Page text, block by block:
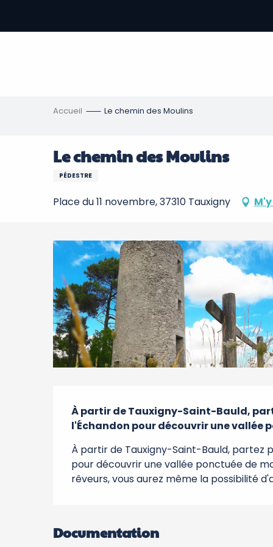
contenu
Accueil Le chemin des Moulins
Le chemin des Moulins
PÉDESTRE
Place du 11 novembre, 37310 Tauxigny
Description
À partir de Tauxigny-Saint-Bauld,
l'Échandon pour découvrir une vallée
À partir de Tauxigny-Saint-Bauld, partez
pour découvrir une vallée ponctuée de
rêveurs, vous aurez même la possibilité
Documentation